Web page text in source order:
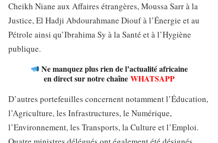
Cheikh Niane aux Affaires étrangères, Moussa Sarr à la
Justice, El Hadji Abdourahmane Diouf à l’Énergie et au
Pétrole ainsi qu’Ibrahima Sy à la Santé et à l’Hygiène
publique.
Ne manquez plus rien de l’actualité africaine
en direct sur notre chaîne WHATSAPP
D’autres portefeuilles concernent notamment l’Éducation,
l’Agriculture, les Infrastructures, le Numérique,
l’Environnement, les Transports, la Culture et l’Emploi.